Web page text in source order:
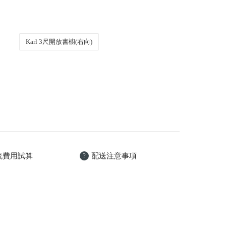
Karl 3尺開放書櫥(右向)
費用試算 配送注意事項